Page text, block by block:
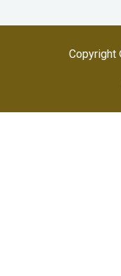
Copyright